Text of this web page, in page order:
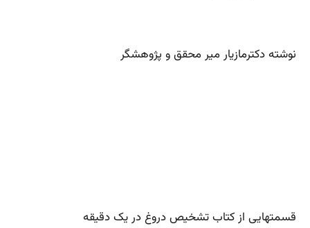
نوشته دکترمازیار میر محقق و پژوهشگر
قسمتهایی از کتاب تشخیص دروغ در یک دقیقه